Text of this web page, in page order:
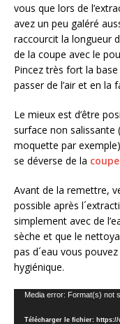
vous que lors de
avez un peu galéré
raccourcit la longueur
de la coupe avec le
Pincez très fort la
passer de l’air et en la
Le mieux est d’être
surface non salissante
moquette par
se déverse de la coupe
Avant de la remettre,
possible après
simplement avec de
sèche et que le
pas d´eau vous
hygiénique.
Lecteur
Media error: Format(s) not
Télécharger le fichier: